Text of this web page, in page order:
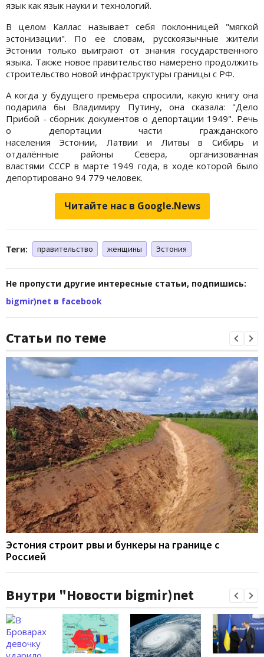
язык как язык науки и технологий.
В целом Каллас называет себя поклонницей "мягкой
эстонизации". По ее словам, русскоязычные жители
Эстонии только выиграют от знания государственного
языка. Также новое правительство намерено продолжить
строительство новой инфраструктуры границы с РФ.
А когда у будущего премьера спросили, какую книгу она
подарила бы Владимиру Путину, она сказала: "Дело
Прибой - сборник документов о депортации 1949". Речь
о депортации части гражданского
населения Эстонии, Латвии и Литвы в Сибирь и
отдалённые районы Севера, организованная
властями СССР в марте 1949 года, в ходе которой было
депортировано 94 779 человек.
Читайте нас в Google.News
Теги: правительство женщины Эстония
Не пропусти другие интересные статьи, подпишись:
bigmir)net в facebook
Статьи по теме
Эстония строит рвы и бункеры на границе с
Россией
Внутри "Новости bigmir)net